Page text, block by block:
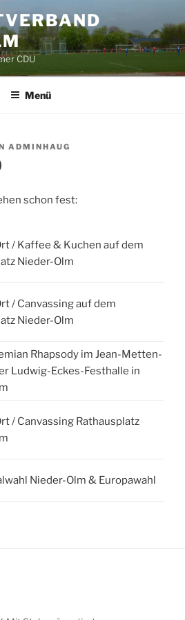
CDU
Menü
ADMINHAUG
schon fest:
/ Kaffee & Kuchen auf dem
Nieder-Olm
/ Canvassing auf dem
Nieder-Olm
Rhapsody im Jean-Metten-
Ludwig-Eckes-Festhalle in
/ Canvassing Rathausplatz
Nieder-Olm & Europawahl